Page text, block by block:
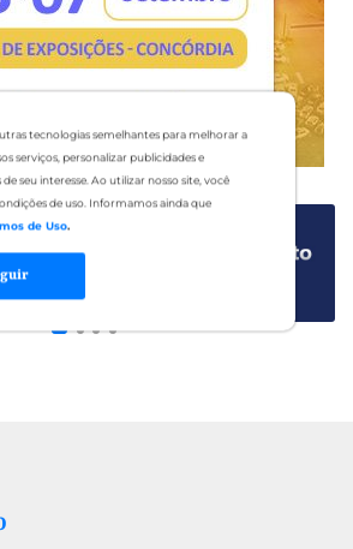
tecnologias semelhantes para melhorar a
serviços, personalizar publicidades e
seu interesse. Ao utilizar nosso site, você
de uso. Informamos ainda que
de Uso.